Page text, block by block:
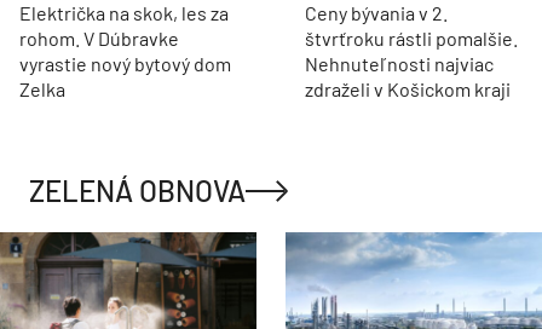
Električka na skok, les za
rohom. V Dúbravke
vyrastie nový bytový dom
Zelka
Ceny bývania v 2.
štvrťroku rástli pomalšie.
Nehnuteľnosti najviac
zdraželi v Košickom kraji
ZELENÁ OBNOVA